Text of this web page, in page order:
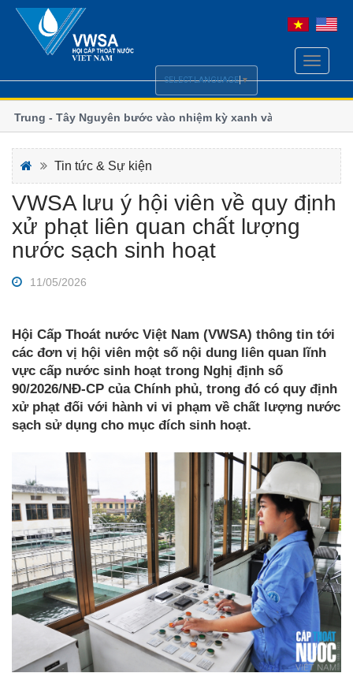
Toggle
- Tây Nguyên bước vào nhiệm kỳ xanh và
Ngành nước
đổi khí hậu
chính sách Luật Cấp, Thoát nước
Thoát nước Hà
Tin tức & Sự kiện
VWSA lưu ý hội viên về quy định
xử phạt liên quan chất lượng
nước sạch sinh hoạt
11/05/2026
Hội Cấp Thoát nước Việt Nam (VWSA) thông tin tới
các đơn vị hội viên một số nội dung liên quan lĩnh
vực cấp nước sinh hoạt trong Nghị định số
90/2026/NĐ-CP của Chính phủ, trong đó có quy định
xử phạt đối với hành vi vi phạm về chất lượng nước
sạch sử dụng cho mục đích sinh hoạt.
SELECT LANGUAGE ▼